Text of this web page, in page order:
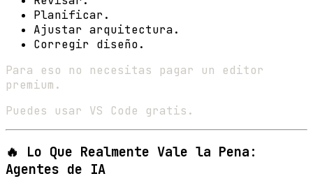
Planificar.
Ajustar arquitectura.
Corregir diseño.
Para eso no necesitas pagar un editor
premium.
Puedes usar VS Code gratis.
🔥 Lo Que Realmente Vale la Pena:
Agentes de IA